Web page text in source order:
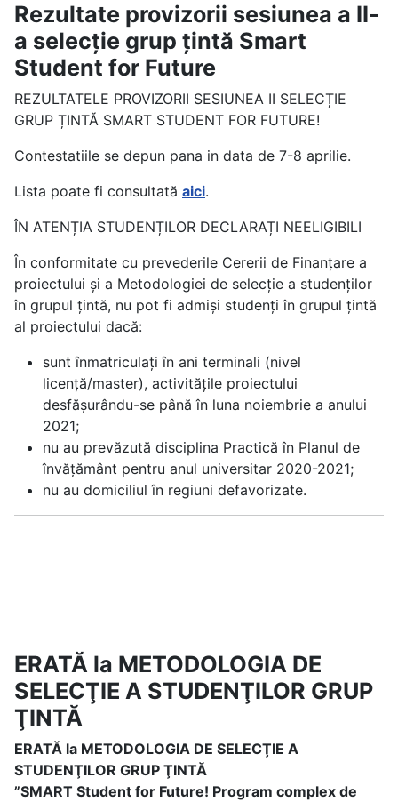
Rezultate provizorii sesiunea a II-
a selecție grup țintă Smart
Student for Future
REZULTATELE PROVIZORII SESIUNEA II SELECȚIE
GRUP ȚINTĂ SMART STUDENT FOR FUTURE!
Contestatiile se depun pana in data de 7-8 aprilie.
Lista poate fi consultată aici.
ÎN ATENȚIA STUDENȚILOR DECLARAȚI NEELIGIBILI
În conformitate cu prevederile Cererii de Finanțare a
proiectului și a Metodologiei de selecție a studenților
în grupul țintă, nu pot fi admiși studenți în grupul țintă
al proiectului dacă:
sunt înmatriculați în ani terminali (nivel
licență/master), activitățile proiectului
desfășurându-se până în luna noiembrie a anului
2021;
nu au prevăzută disciplina Practică în Planul de
învățământ pentru anul universitar 2020-2021;
nu au domiciliul în regiuni defavorizate.
ERATĂ la METODOLOGIA DE
SELECŢIE A STUDENŢILOR GRUP
ŢINTĂ
ERATĂ la METODOLOGIA DE SELECŢIE A
STUDENŢILOR GRUP ŢINTĂ
”SMART Student for Future! Program complex de